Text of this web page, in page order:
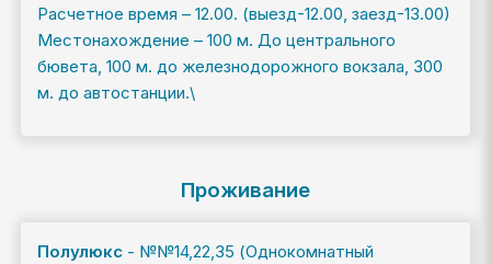
Расчетное время – 12.00. (выезд-12.00, заезд-13.00)
Местонахождение – 100 м. До центрального
бювета, 100 м. до железнодорожного вокзала, 300
м. до автостанции.\
Проживание
Полулюкс - №№14,22,35 (Однокомнатный